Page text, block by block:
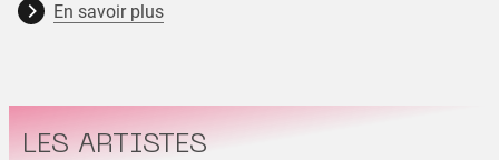
En savoir plus
LES ARTISTES